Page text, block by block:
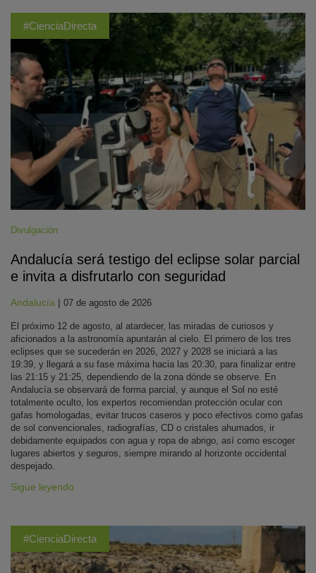
#CienciaDirecta
Divulgación
Andalucía será testigo del eclipse solar parcial
e invita a disfrutarlo con seguridad
Andalucía | 07 de agosto de 2026
El próximo 12 de agosto, al atardecer, las miradas de curiosos y
aficionados a la astronomía apuntarán al cielo. El primero de los tres
eclipses que se sucederán en 2026, 2027 y 2028 se iniciará a las
19:39, y llegará a su fase máxima hacia las 20:30, para finalizar entre
las 21:15 y 21:25, dependiendo de la zona dónde se observe. En
Andalucía se observará de forma parcial, y aunque el Sol no esté
totalmente oculto, los expertos recomiendan protección ocular con
gafas homologadas, evitar trucos caseros y poco efectivos como gafas
de sol convencionales, radiografías, CD o cristales ahumados, ir
debidamente equipados con agua y ropa de abrigo, así como escoger
lugares abiertos y seguros, siempre mirando al horizonte occidental
despejado.
Sigue leyendo
#CienciaDirecta